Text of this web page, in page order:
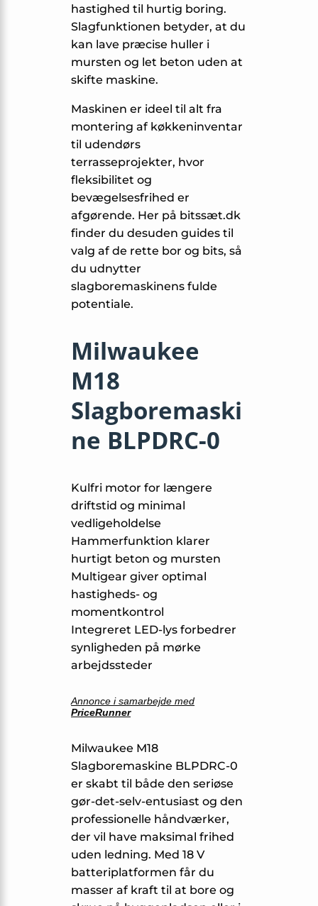
hastighed til hurtig boring.
Slagfunktionen betyder, at du
kan lave præcise huller i
mursten og let beton uden at
skifte maskine.
Maskinen er ideel til alt fra
montering af køkkeninventar
til udendørs
terrasseprojekter, hvor
fleksibilitet og
bevægelsesfrihed er
afgørende. Her på bitssæt.dk
finder du desuden guides til
valg af de rette bor og bits, så
du udnytter
slagboremaskinens fulde
potentiale.
Milwaukee
M18
Slagboremaski
ne BLPDRC-0
Kulfri motor for længere
driftstid og minimal
vedligeholdelse
Hammerfunktion klarer
hurtigt beton og mursten
Multigear giver optimal
hastigheds- og
momentkontrol
Integreret LED-lys forbedrer
synligheden på mørke
arbejdssteder
Annonce i samarbejde med
PriceRunner
Milwaukee M18
Slagboremaskine BLPDRC-0
er skabt til både den seriøse
gør-det-selv-entusiast og den
professionelle håndværker,
der vil have maksimal frihed
uden ledning. Med 18 V
batteriplatformen får du
masser af kraft til at bore og